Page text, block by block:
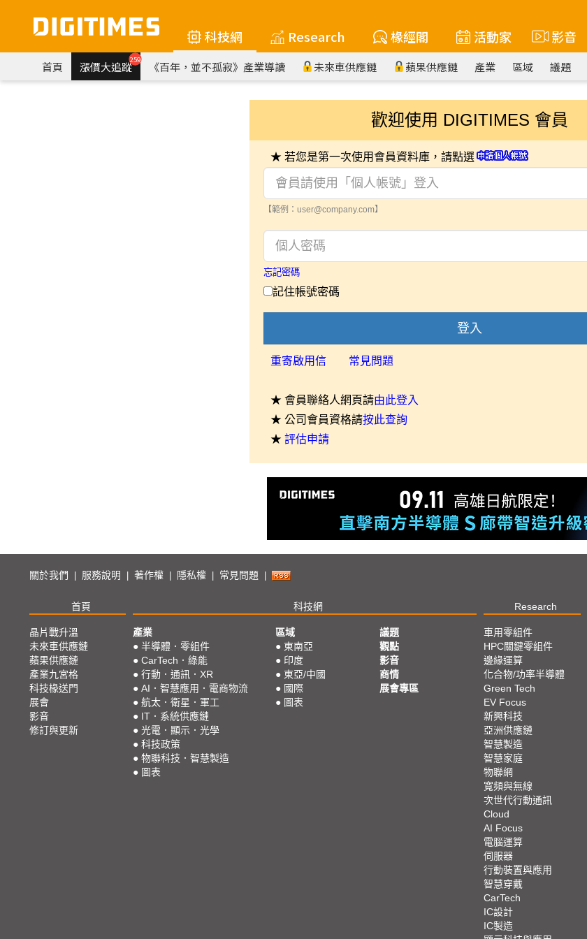
科技網 Research 椽經閣 活動家 影音
首頁 漲價大追蹤259 《百年，並不孤寂》產業導讀 未來車供應鏈 蘋果供應鏈 產業 區域 議題
歡迎使用 DIGITIMES 會員
★ 若您是第一次使用會員資料庫，請點選
【範例：user@company.com】
忘記密碼
記住帳號密碼
登入
重寄啟用信 常見問題
★ 會員聯絡人網頁請由此登入
★ 公司會員資格請按此查詢
★ 評估申請
關於我們 服務說明 著作權 隱私權 常見問題
首頁 科技網 Research
晶片戰升溫
未來車供應鏈
蘋果供應鏈
產業九宮格
科技椽送門
展會
影音
修訂與更新
產業
● 半導體．零組件
● CarTech．綠能
● 行動．通訊．XR
● AI．智慧應用．電商物流
● 航太．衛星．軍工
● IT．系統供應鏈
● 光電．顯示．光學
● 科技政策
● 物聯科技．智慧製造
● 圖表
區域
● 東南亞
● 印度
● 東亞/中國
● 國際
● 圖表
議題
觀點
影音
商情
展會專區
車用零組件
HPC關鍵零組件
邊緣運算
化合物/功率半導體
Green Tech
EV Focus
新興科技
亞洲供應鏈
智慧製造
智慧家庭
物聯網
寬頻與無線
次世代行動通訊
Cloud
AI Focus
電腦運算
伺服器
行動裝置與應用
智慧穿戴
CarTech
IC設計
IC製造